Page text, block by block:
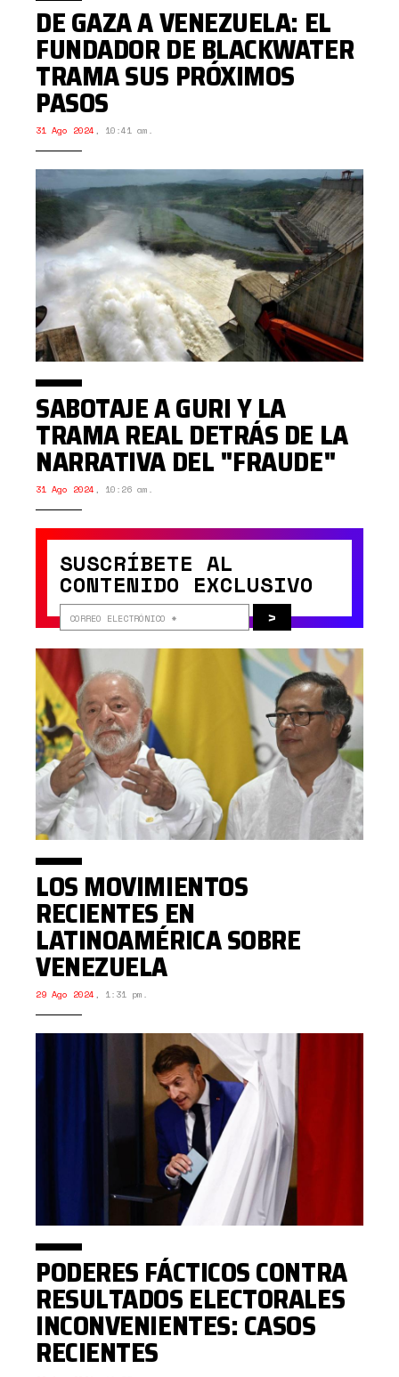
DE GAZA A VENEZUELA: EL
FUNDADOR DE BLACKWATER
TRAMA SUS PRÓXIMOS
PASOS
31 Ago 2024 , 10:41 am.
SUSCRÍBETE AL
CONTENIDO EXCLUSIVO
>
SABOTAJE A GURI Y LA
TRAMA REAL DETRÁS DE LA
NARRATIVA DEL "FRAUDE"
31 Ago 2024 , 10:26 am.
LOS MOVIMIENTOS
RECIENTES EN
LATINOAMÉRICA SOBRE
VENEZUELA
29 Ago 2024 , 1:31 pm.
PODERES FÁCTICOS CONTRA
RESULTADOS ELECTORALES
INCONVENIENTES: CASOS
RECIENTES